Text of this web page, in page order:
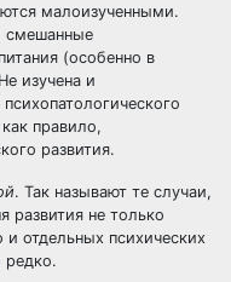
малоизученными.
смешанные
(особенно в
изучена и
правило,
развития.
. Так называют те случаи,
развития не только
отдельных психических
редко.